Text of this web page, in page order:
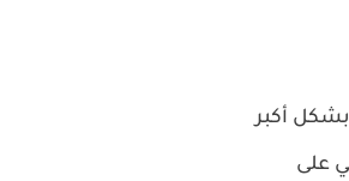
أكبر
على